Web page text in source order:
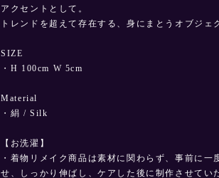
アクセントとして。
トレンドを超えて存在する、身にまとうオブジェ
SIZE
・H 100cm W 5cm
Material
・絹 / Silk
【お洗濯】
・着物リメイク商品は素材に関わらず、事前に一
せ、しっかり伸ばし、ケアした後に制作させてい